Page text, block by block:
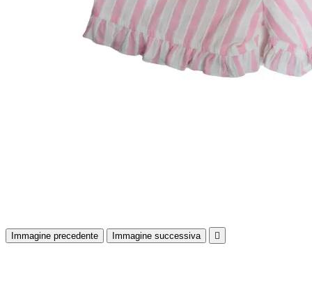
Immagine precedente Immagine successiva 